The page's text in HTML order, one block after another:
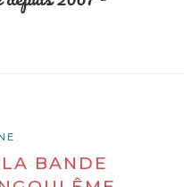
BANDE